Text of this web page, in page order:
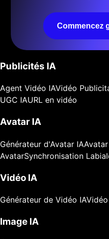
Commencez
Publicités IA
Agent Vidéo IAVidéo
UGC IAURL en vidéo
Avatar IA
Générateur d'Avatar IA
AvatarSynchronisation
Vidéo IA
Générateur de Vidéo IA
Image IA